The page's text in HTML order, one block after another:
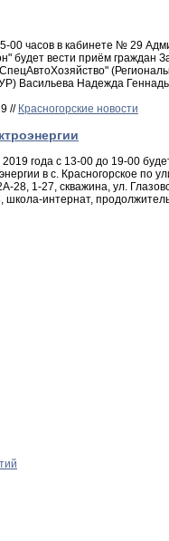
00 часов в кабинете № 29
будет вести приём граждан
Васильева Надежда
// Красногорские новости
года с 13-00 до 19-00
в с. Красногорское по
28, 1-27, скважина, ул.
интернат,